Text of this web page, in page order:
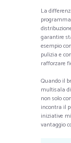
La
garantire
esempio
pulizia e
rafforzare
Quando il
multisala
non solo
incontra il
iniziative
vantaggio